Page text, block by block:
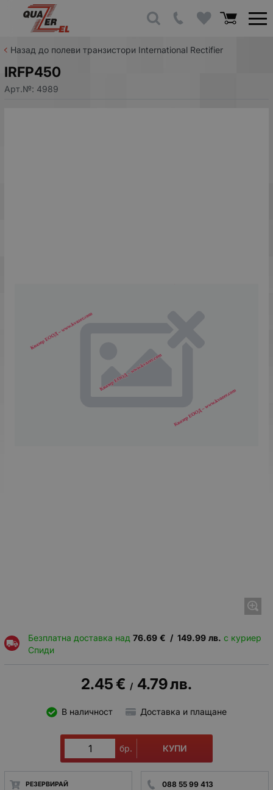
Назад до полеви транзистори International Rectifier
IRFP450
Арт.№: 4989
Безплатна доставка над 76.69 € / 149.99 лв. с куриер
Спиди
2.45€ / 4.79лв.
В наличност Доставка и плащане
бр. КУПИ
РЕЗЕРВИРАЙ 088 55 99 413